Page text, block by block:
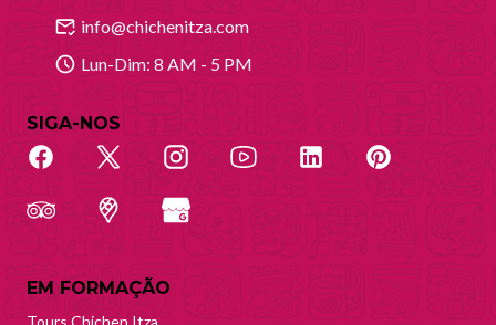
info@chichenitza.com
Lun-Dim: 8 AM - 5 PM
SIGA-NOS
EM FORMAÇÃO
Tours Chichen Itza